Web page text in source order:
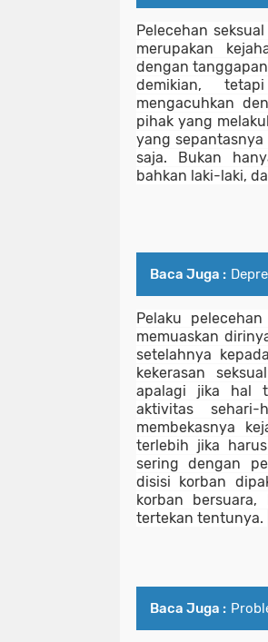
Pelecehan
merupakan
dengan
demikian,
mengacuhkan
pihak yang
yang
saja. Bukan
bahkan laki-laki,
Baca Juga :
Pelaku
memuaskan
setelahnya
kekerasan
apalagi jika hal
aktivitas
membekasnya
terlebih jika
sering dengan
disisi korban
korban
tertekan tentunya.
Baca Juga :